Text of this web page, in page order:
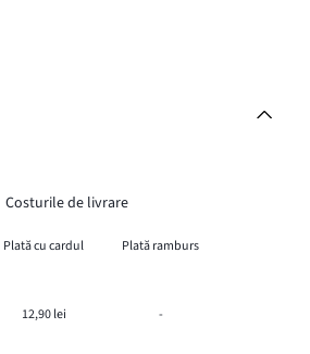
Costurile de livrare
Plată cu cardul
Plată ramburs
12,90 lei -